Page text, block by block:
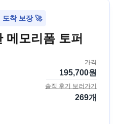
도착 보장 🚀
메모리폼 토퍼
가격
195,700원
솔직 후기 보러가기
269개